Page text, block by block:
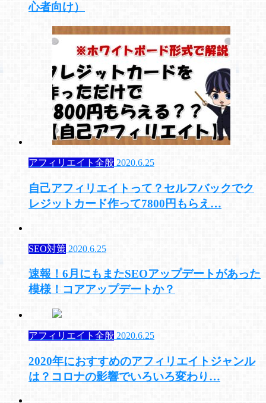
心者向け）
アフィリエイト全般 2020.6.25
自己アフィリエイトって？セルフバックでク
レジットカード作って7800円もらえ…
SEO対策 2020.6.25
速報！6月にもまたSEOアップデートがあった
模様！コアアップデートか？
アフィリエイト全般 2020.6.25
2020年におすすめのアフィリエイトジャンル
は？コロナの影響でいろいろ変わり…